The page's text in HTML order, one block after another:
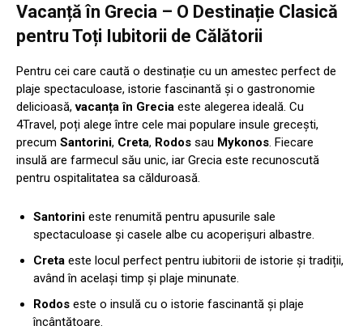
Vacanță în Grecia – O Destinație Clasică
pentru Toți Iubitorii de Călătorii
Pentru cei care caută o destinație cu un amestec perfect de
plaje spectaculoase, istorie fascinantă și o gastronomie
delicioasă,vacanța în Grecia este alegerea ideală. Cu
4Travel, poți alege între cele mai populare insule grecești,
precum Santorini, Creta, Rodos sau Mykonos . Fiecare
insulă are farmecul său unic, iar Grecia este recunoscută
pentru ospitalitatea sa călduroasă.
Santorini este renumită pentru apusurile sale
spectaculoase și casele albe cu acoperișuri albastre.
Creta este locul perfect pentru iubitorii de istorie și tradiții,
având în același timp și plaje minunate.
Rodos este o insulă cu o istorie fascinantă și plaje
încântătoare.